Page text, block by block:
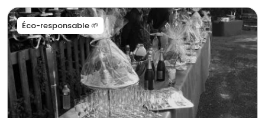
bière, séminaire, brunch, collation, repas de famille et bien d'autres. Notre
équipe commerciale est à votre disposition pour réaliser vos désirs et y
répondre nous saurons à la fois être les partenaires de vos événements et
les collaborateurs de votre projet.
Éco-responsable 🌱